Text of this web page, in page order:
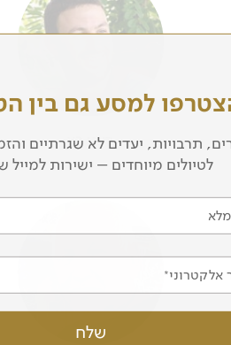
רענן כץ
למסע גם בין
תרבויות, יעדים לא שגרתיים
לטיולים מיוחדים – ישירות למייל
אלקטרוני